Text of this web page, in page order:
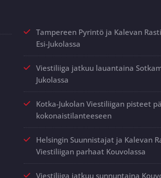
Tampereen Pyrintö ja Kalevan
Esi-Jukolassa
Viestiliiga jatkuu lauantaina
Jukolassa
Kotka-Jukolan Viestiliigan pisteet
kokonaistilanteeseen
Helsingin Suunnistajat ja Kalevan
Viestiliigan parhaat Kouvolassa
Viestiliiga jatkuu sunnuntaina